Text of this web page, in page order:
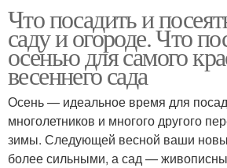
Что посадить и
саду и огороде. Что
осенью для самого
весеннего сада
Осень — идеальное время для
многолетников и многого другого
зимы. Следующей весной ваши
более сильными, а сад —